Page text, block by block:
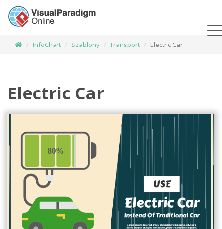
InfoChart Szablony Transport Electric Car
Electric Car